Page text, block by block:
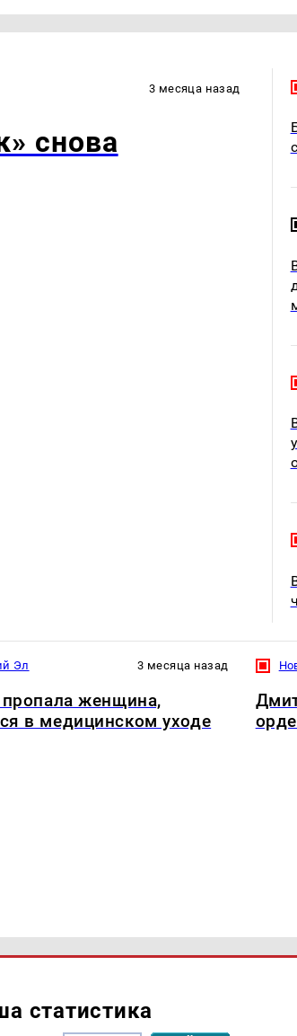
3 месяца назад
снова
Эл 3 месяца назад
женщина,
в медицинском уходе
статистика